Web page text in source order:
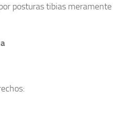
posturas tibias meramente